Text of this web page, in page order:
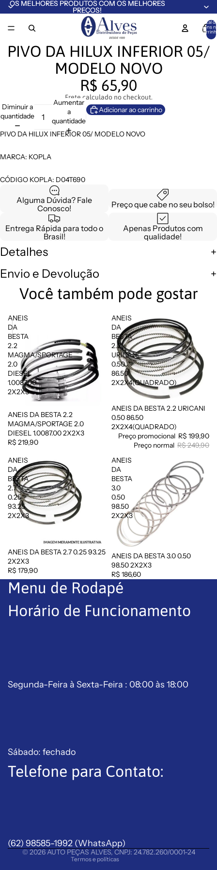
OS MELHORES PRODUTOS COM OS MELHORES
PREÇOS!
OS MELHORES PRODUTOS COM OS MELHORES
PREÇOS!
Total
itens
PIVO DA HILUX INFERIOR 05/
MODELO NOVO
R$ 65,90
Frete calculado no checkout.
Diminuir a
quantidade
Aumentar
a
quantidade
Adicionar ao carrinho
PIVO DA HILUX INFERIOR 05/ MODELO NOVO
MARCA: KOPLA
CÓDIGO KOPLA: D04T690
Alguma Dúvida? Fale
Conosco!
Preço que cabe no seu bolso!
Entrega Rápida para todo o
Brasil!
Apenas Produtos com
qualidade!
Detalhes
Envio e Devolução
Você também pode gostar
ANEIS
DA
BESTA
2.2
MAGMA/SPORTAGE
2.0
DIESEL
1.0087.00
2X2X3
ANEIS DA BESTA 2.2
MAGMA/SPORTAGE 2.0
DIESEL 1.0087.00 2X2X3
R$ 219,90
ANEIS
DA
BESTA
2.2
URICANI
0.50
86.50
2X2X4(QUADRADO)
Promoção
ANEIS DA BESTA 2.2 URICANI
0.50 86.50
2X2X4(QUADRADO)
Preço promocional R$ 199,90
Preço normal R$ 249,90
ANEIS
DA
BESTA
2.7
0.25
93.25
2X2X3
ANEIS DA BESTA 2.7 0.25 93.25
2X2X3
R$ 179,90
ANEIS
DA
BESTA
3.0
0.50
98.50
2X2X3
Esgotado
ANEIS DA BESTA 3.0 0.50
98.50 2X2X3
R$ 186,60
Menu de Rodapé
Horário de Funcionamento
Segunda-Feira à Sexta-Feira : 08:00 às 18:00
Sábado: fechado
Telefone para Contato:
(62) 98585-1992 (WhatsApp)
© 2026AUTO PEÇAS ALVES, CNPJ: 24.782.260/0001-24
Termos e políticas
Aviso legal